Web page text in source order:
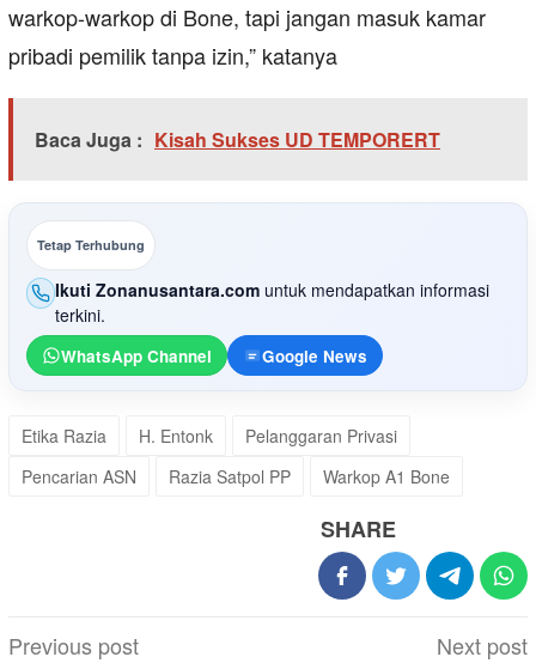
warkop-warkop di Bone, tapi jangan masuk kamar
pribadi pemilik tanpa izin,” katanya
Baca Juga : Kisah Sukses UD TEMPORERT
Tetap Terhubung
Ikuti Zonanusantara.com untuk mendapatkan informasi
terkini.
WhatsApp Channel Google News
Etika Razia H. Entonk
Pelanggaran Privasi
Pencarian ASN
Razia Satpol PP Warkop A1 Bone
SHARE
Post
Previous post
Next post